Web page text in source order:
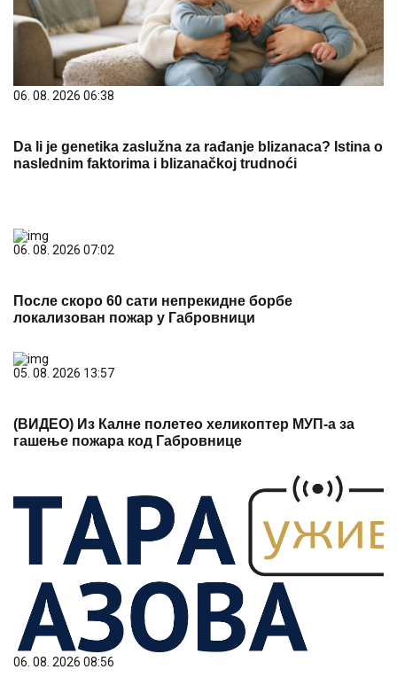
06. 08. 2026 06:38
Da li je genetika zaslužna za rađanje blizanaca? Istina o
naslednim faktorima i blizanačkoj trudnoći
06. 08. 2026 07:02
После скоро 60 сати непрекидне борбе
локализован пожар у Габровници
05. 08. 2026 13:57
(ВИДЕО) Из Калне полетео хеликоптер МУП-а за
гашење пожара код Габровнице
06. 08. 2026 08:56